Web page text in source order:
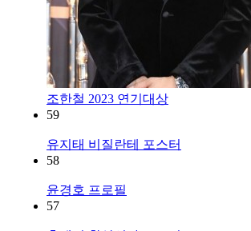
조한철 2023 연기대상
59
유지태 비질란테 포스터
58
윤경호 프로필
57